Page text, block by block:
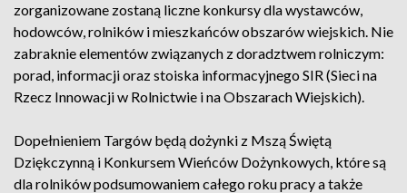
zorganizowane zostaną liczne konkursy dla wystawców,
hodowców, rolników i mieszkańców obszarów wiejskich. Nie
zabraknie elementów związanych z doradztwem rolniczym:
porad, informacji oraz stoiska informacyjnego SIR (Sieci na
Rzecz Innowacji w Rolnictwie i na Obszarach Wiejskich).
Dopełnieniem Targów będą dożynki z Mszą Świętą
Dziękczynną i Konkursem Wieńców Dożynkowych, które są
dla rolników podsumowaniem całego roku pracy a także